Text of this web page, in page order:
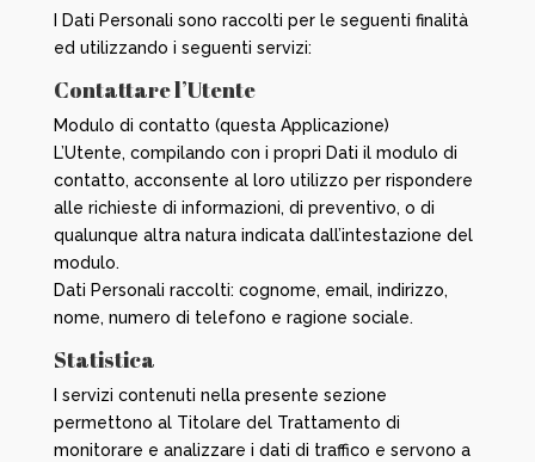
I Dati Personali sono raccolti per le seguenti finalità
ed utilizzando i seguenti servizi:
Contattare l’Utente
Modulo di contatto (questa Applicazione)
L’Utente, compilando con i propri Dati il modulo di
contatto, acconsente al loro utilizzo per rispondere
alle richieste di informazioni, di preventivo, o di
qualunque altra natura indicata dall’intestazione del
modulo.
Dati Personali raccolti: cognome, email, indirizzo,
nome, numero di telefono e ragione sociale.
Statistica
I servizi contenuti nella presente sezione
permettono al Titolare del Trattamento di
monitorare e analizzare i dati di traffico e servono a